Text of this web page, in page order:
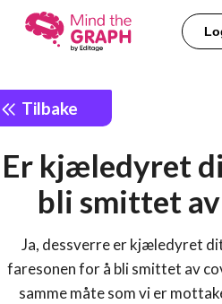
Tilbake
Er kjæledyret
bli smittet
Ja, dessverre er kjæledyret
faresonen for å bli smittet av
samme måte som vi er